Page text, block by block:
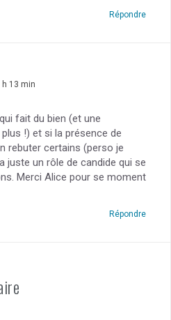
Répondre
h 13 min
fait du bien (et une
!) et si la présence de
rebuter certains (perso je
juste un rôle de candide qui se
Merci Alice pour se moment
Répondre